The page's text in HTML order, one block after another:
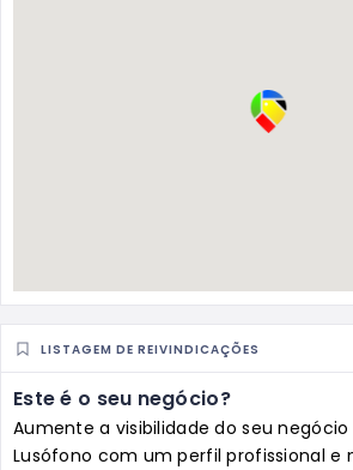
LISTAGEM DE REIVINDICAÇÕES
Este é o seu negócio?
Aumente a visibilidade do seu negócio
Lusófono com um perfil profissional e